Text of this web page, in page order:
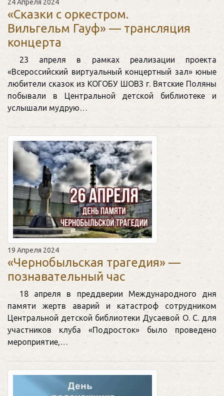
24 Апреля 2024
«Сказки с оркестром.
Вильгельм Гауф» — трансляция
концерта
23 апреля в рамках реализации проекта
«Всероссийский виртуальный концертный зал» юные
любители сказок из КОГОБУ ШОВЗ г. Вятские Поляны
побывали в Центральной детской библиотеке и
услышали мудрую…
19 Апреля 2024
«Чернобыльская трагедия» —
познавательный час
18 апреля в преддверии Международного дня
памяти жертв аварий и катастроф сотрудником
Центральной детской библиотеки Дусаевой О. С. для
участников клуба «Подросток» было проведено
мероприятие,…